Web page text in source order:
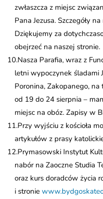
zwłaszcza z miejsc
Pana Jezusa. Szczegóły
Dziękujemy za
obejrzeć na naszej stronie.
Nasza Parafia, wraz z
letni wypoczynek śladami
Poronina, Zakopanego,
od 19 do 24 sierpnia –
miejsc na obóz. Zapisy w
Przy wyjściu z kościoła
artykułów z prasy
Prymasowski Instytut
nabór na Zaoczne Studia
oraz kurs doradców życia
i stronie